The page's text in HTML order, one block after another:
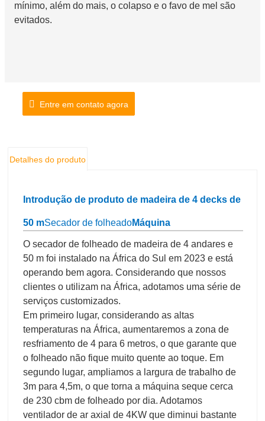
mínimo, além do mais, o colapso e o favo de mel são
evitados.
Entre em contato agora
Detalhes do produto
Introdução de produto de madeira de 4 decks de
50 mSecador de folheadoMáquina
O secador de folheado de madeira de 4 andares e
50 m foi instalado na África do Sul em 2023 e está
operando bem agora. Considerando que nossos
clientes o utilizam na África, adotamos uma série de
serviços customizados.
Em primeiro lugar, considerando as altas
temperaturas na África, aumentaremos a zona de
resfriamento de 4 para 6 metros, o que garante que
o folheado não fique muito quente ao toque. Em
segundo lugar, ampliamos a largura de trabalho de
3m para 4,5m, o que torna a máquina seque cerca
de 230 cbm de folheado por dia. Adotamos
ventilador de ar axial de 4KW que diminui bastante